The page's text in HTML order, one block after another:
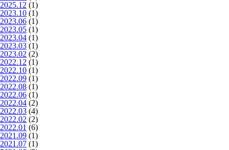
2025.12 (1)
2023.10 (1)
2023.06 (1)
2023.05 (1)
2023.04 (1)
2023.03 (1)
2023.02 (2)
2022.12 (1)
2022.10 (1)
2022.09 (1)
2022.08 (1)
2022.06 (1)
2022.04 (2)
2022.03 (4)
2022.02 (2)
2022.01 (6)
2021.09 (1)
2021.07 (1)